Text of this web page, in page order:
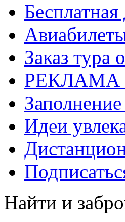
Бесплатная
Заказ тура
РЕКЛАМА
Идеи
Найти и